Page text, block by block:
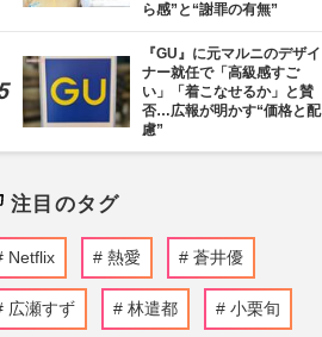
ら感”と“謝罪の有無”
『GU』に元マルニのデザイ
ナー就任で「高級感すご
い」「着こなせるか」と賛
否…広報が明かす“価格と配
慮”
注目のタグ
Netflix 熱愛 蒼井優
広瀬すず 林遣都 小栗旬